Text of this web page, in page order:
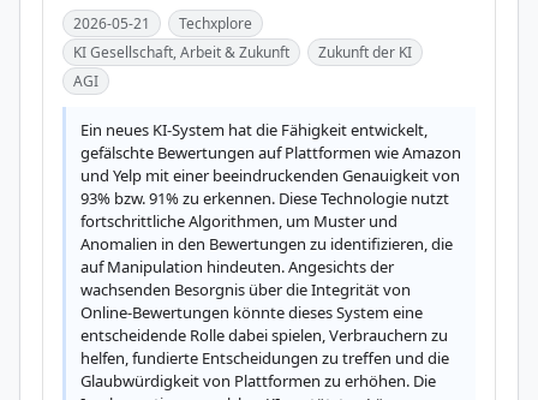
2026-05-21
Techxplore
KI Gesellschaft, Arbeit & Zukunft
Zukunft der KI
AGI
Ein neues KI-System hat die Fähigkeit entwickelt,
gefälschte Bewertungen auf Plattformen wie Amazon
und Yelp mit einer beeindruckenden Genauigkeit von
93% bzw. 91% zu erkennen. Diese Technologie nutzt
fortschrittliche Algorithmen, um Muster und
Anomalien in den Bewertungen zu identifizieren, die
auf Manipulation hindeuten. Angesichts der
wachsenden Besorgnis über die Integrität von
Online-Bewertungen könnte dieses System eine
entscheidende Rolle dabei spielen, Verbrauchern zu
helfen, fundierte Entscheidungen zu treffen und die
Glaubwürdigkeit von Plattformen zu erhöhen. Die